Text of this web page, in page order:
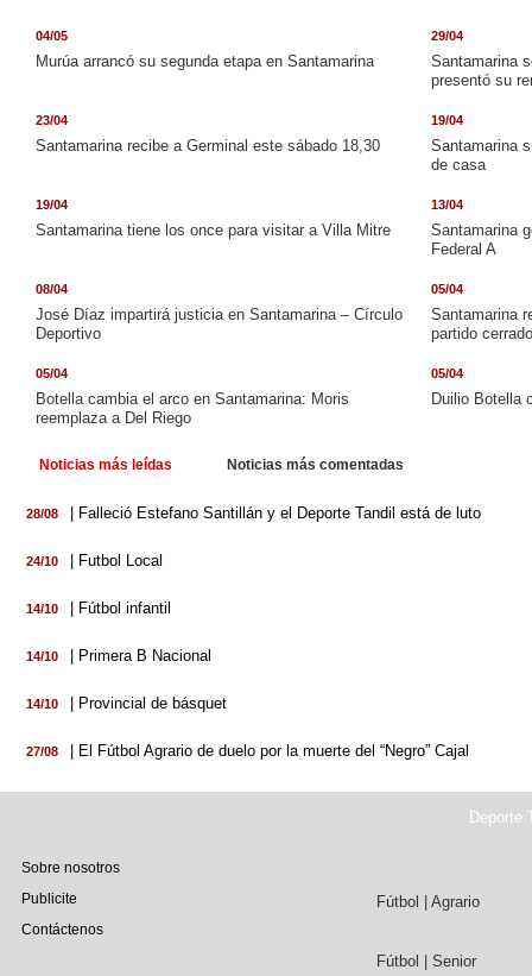
04/05
Murúa arrancó su segunda etapa en Santamarina
29/04
Santamarina
presentó su
23/04
Santamarina recibe a Germinal este sábado 18,30
19/04
Santamarina
de casa
19/04
Santamarina tiene los once para visitar a Villa Mitre
13/04
Santamarina
Federal A
08/04
José Díaz impartirá justicia en Santamarina – Círculo
Deportivo
05/04
Santamarina
partido cerrado
05/04
Botella cambia el arco en Santamarina: Moris
reemplaza a Del Riego
05/04
Duilio Botella
Noticias más leídas Noticias más comentadas
28/08 | Falleció Estefano Santillán y el Deporte Tandil está de luto
24/10 | Futbol Local
14/10 | Fútbol infantil
14/10 | Primera B Nacional
14/10 | Provincial de básquet
27/08 | El Fútbol Agrario de duelo por la muerte del “Negro” Cajal
Deporte
Sobre nosotros
Publicite
Contáctenos
Fútbol | Agrario
Fútbol | Senior